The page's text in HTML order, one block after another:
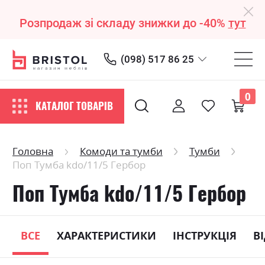
Розпродаж зі складу знижки до -40% тут
(098) 517 86 25
КАТАЛОГ ТОВАРІВ
0
Головна Комоди та тумби
Тумби
Поп Тумба kdo/11/5 Гербор
Поп Тумба kdo/11/5 Гербор
ВСЕ ХАРАКТЕРИСТИКИ ІНСТРУКЦІЯ